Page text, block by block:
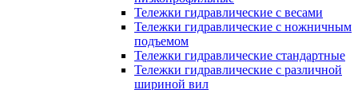
Тележки гидравлические с весами
Тележки гидравлические с ножничным
подъемом
Тележки гидравлические стандартные
Тележки гидравлические с различной
шириной вил